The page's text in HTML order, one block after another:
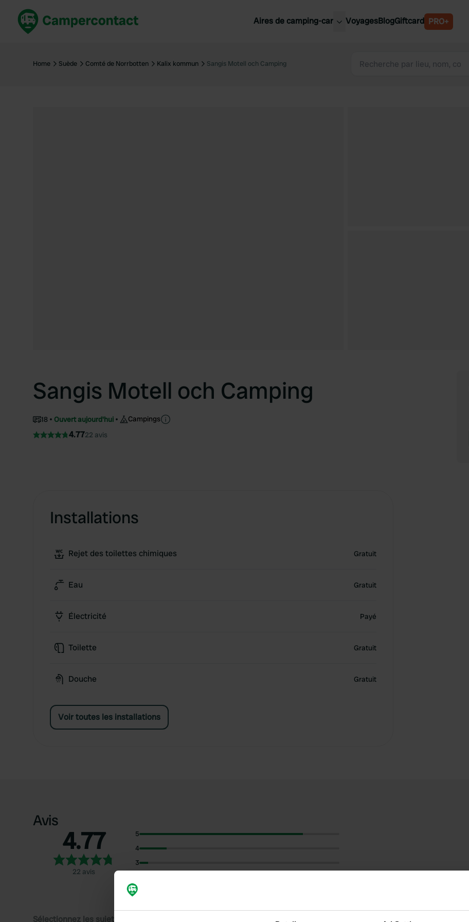
Aires de camping-car
France
France
Slovénie
VoyagesBlogGiftcard PRO+
Home Suède Comté de Norrbotten Kalix kommun Sangis Motell och Camping
Sangis Motell och Camping
18 Ouvert aujourd'hui Campings
4.7722 avis
Installations
Rejet des toilettes chimiques Gratuit
Eau Gratuit
Électricité Payé
Toilette Gratuit
Douche Gratuit
Voir toutes les installations
Avis
4.77
22 avis
5
4
3
1
Sélectionnez les sujets pour lire les critiques :